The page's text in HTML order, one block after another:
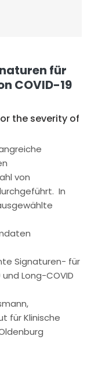
für
COVID-19
the severity of
von
In
Signaturen- für
Long-COVID
für Klinische